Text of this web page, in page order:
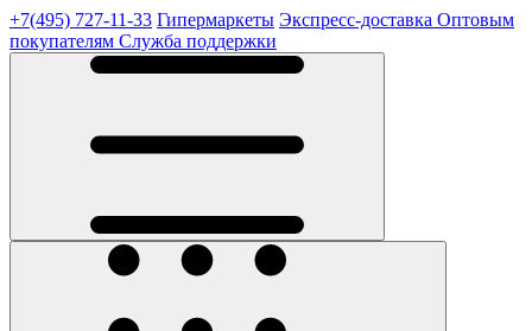
+7(495) 727-11-33 Гипермаркеты Экспресс-доставка Оптовым
покупателям Служба поддержки